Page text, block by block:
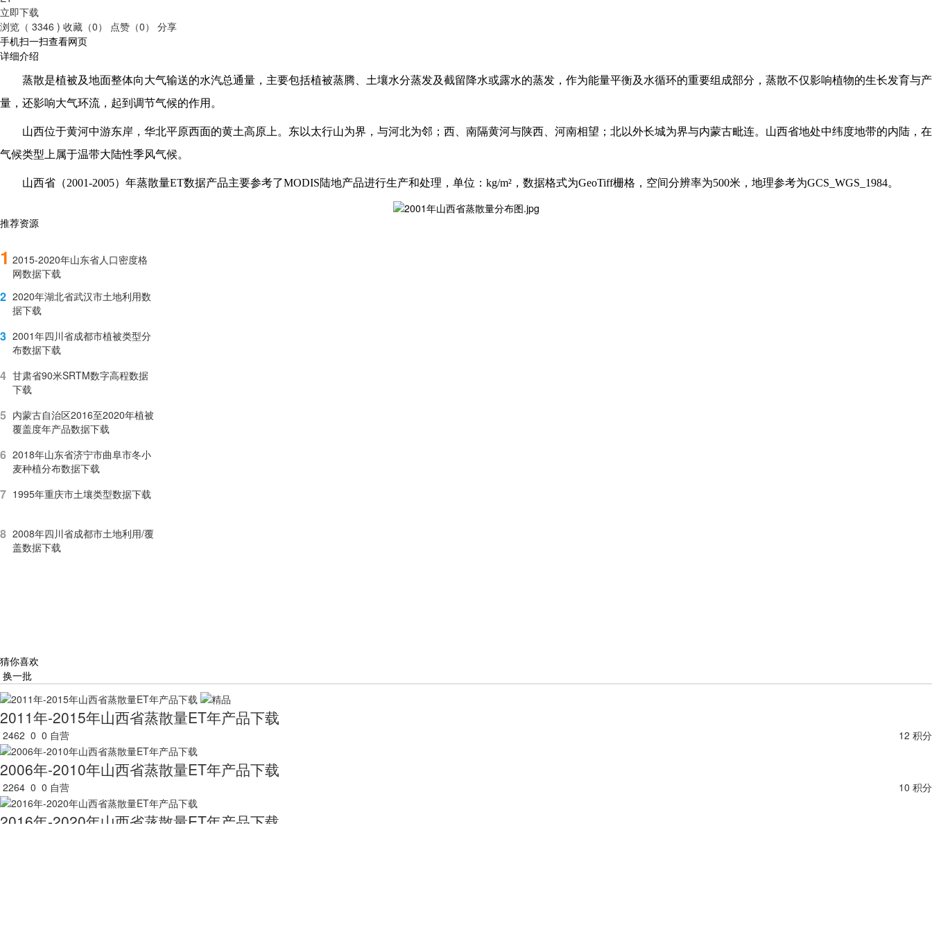
立即下载
浏览（ 3346 ) 收藏（0） 点赞（0）
分享
手机扫一扫查看网页
详细介绍
蒸散是植被及地面整体向大气输送的水汽总通量，主要包括植被蒸腾、土壤水分蒸发及截留降水或露水的蒸发，作为能量平衡及水循环的重要组成部分，蒸散不仅影响植物的生长发育与产
量，还影响大气环流，起到调节气候的作用。
山西位于黄河中游东岸，华北平原西面的黄土高原上。东以太行山为界，与河北为邻；西、南隔黄河与陕西、河南相望；北以外长城为界与内蒙古毗连。山西省地处中纬度地带的内陆，在
气候类型上属于温带大陆性季风气候。
山西省（2001-2005）年蒸散量ET数据产品主要参考了MODIS陆地产品进行生产和处理，单位：kg/m²，数据格式为GeoTiff栅格，空间分辨率为500米，地理参考为GCS_WGS_1984。
推荐资源
1 2015-2020年山东省人口密度格
网数据下载
2 2020年湖北省武汉市土地利用数
据下载
3 2001年四川省成都市植被类型分
布数据下载
4 甘肃省90米SRTM数字高程数据
下载
5 内蒙古自治区2016至2020年植被
覆盖度年产品数据下载
6 2018年山东省济宁市曲阜市冬小
麦种植分布数据下载
7 1995年重庆市土壤类型数据下载
8 2008年四川省成都市土地利用/覆
盖数据下载
猜你喜欢
换一批
2011年-2015年山西省蒸散量ET年产品下载
2462 0 0 自营 12 积分
2006年-2010年山西省蒸散量ET年产品下载
2264 0 0 自营 10 积分
2016年-2020年山西省蒸散量ET年产品下载